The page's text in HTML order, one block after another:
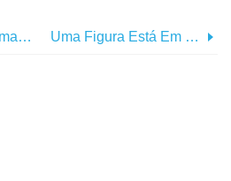
Foto De Carros Em Uma Rua Iluminada Da Cidade Uma Figura Está Em Uma Estrada No Deserto, Sob O Céu Azul. Foto